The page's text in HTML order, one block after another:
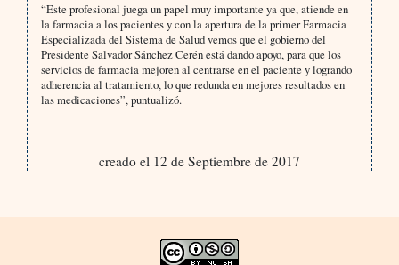
“Este profesional juega un papel muy importante ya que, atiende en
la farmacia a los pacientes y con la apertura de la primer Farmacia
Especializada del Sistema de Salud vemos que el gobierno del
Presidente Salvador Sánchez Cerén está dando apoyo, para que los
servicios de farmacia mejoren al centrarse en el paciente y logrando
adherencia al tratamiento, lo que redunda en mejores resultados en
las medicaciones”, puntualizó.
creado el 12 de Septiembre de 2017